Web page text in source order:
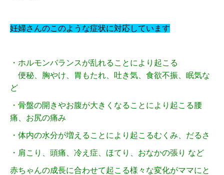
妊婦さんのこのような症状に対応しています
・ホルモンバランスが乱れることにより起こる
便秘、胸やけ、胃もたれ、吐き気、食欲不振、眠気な
ど
・骨盤の開きやお腹が大きくなることにより起こる腰
痛、お尻の痛み
・体内の水分が増えることにより起こるむくみ、だるさ
・肩こり、頭痛、冷え症、ほてり、おなかの張り など
赤ちゃんの成長に合わせて起こる様々な変化がママにと